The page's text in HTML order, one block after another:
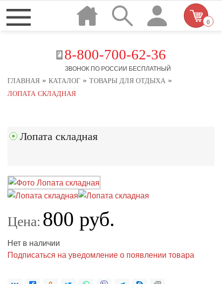
8-800-700-62-36
ЗВОНОК ПО РОССИИ БЕСПЛАТНЫЙ
0
ГЛАВНАЯ » КАТАЛОГ » ТОВАРЫ ДЛЯ ОТДЫХА »
ЛОПАТА СКЛАДНАЯ
Лопата складная
Цена: 800 руб.
Нет в наличии
Подписаться на уведомление о появлении товара